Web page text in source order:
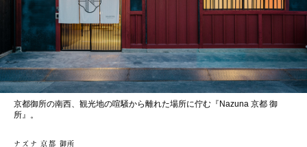
京都御所の南西、観光地の喧騒から離れた場所に佇む『Nazuna 京都 御
所』。
ナズナ 京都 御所